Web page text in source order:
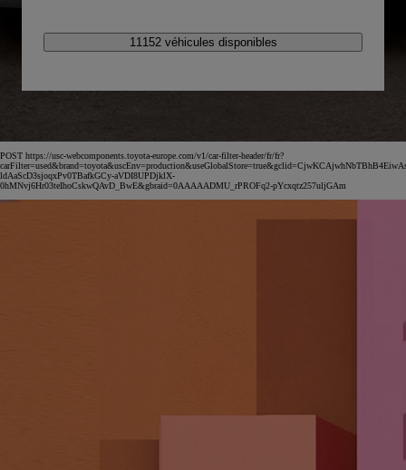
11152 véhicules disponibles
POST https://usc-webcomponents.toyota-europe.com/v1/car-filter-header/fr/fr?
ldAaScD3sjoqxPv0TBafkGCy-aVDI8UPDjklX-
0hMNvj6Hr03teIhoCskwQAvD_BwE&gbraid=0AAAAADMU_rPROFq2-pYcxqtz257uljGAm